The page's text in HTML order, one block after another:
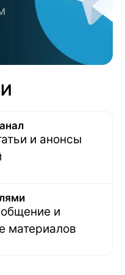
и анонсы
и
материалов